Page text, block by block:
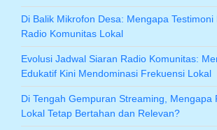
Di Balik Mikrofon Desa: Mengapa
Radio Komunitas Lokal
Evolusi Jadwal Siaran Radio Komunitas:
Edukatif Kini Mendominasi Frekuensi Lokal
Di Tengah Gempuran Streaming, Mengapa
Lokal Tetap Bertahan dan Relevan?